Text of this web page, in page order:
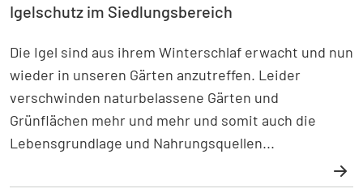
Igelschutz im Siedlungsbereich
Die Igel sind aus ihrem Winterschlaf erwacht und nun
wieder in unseren Gärten anzutreffen. Leider
verschwinden naturbelassene Gärten und
Grünflächen mehr und mehr und somit auch die
Lebensgrundlage und Nahrungsquellen...
Weiterlesen: Igelschutz im Siedlungsbereich